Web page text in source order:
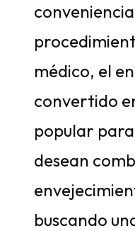
médico, el
convertido
popular
desean
buscando